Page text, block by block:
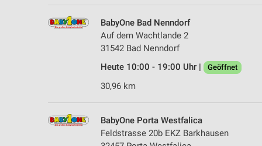
BabyOne Bad Nenndorf
Auf dem Wachtlande 2
31542 Bad Nenndorf
Heute 10:00 - 19:00 Uhr |
Geöffnet
30,96 km
BabyOne Porta Westfalica
Feldstrasse 20b EKZ Barkhausen